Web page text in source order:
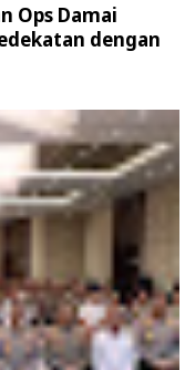
Ops Damai
dengan